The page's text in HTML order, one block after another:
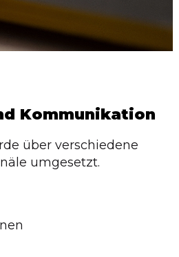
Kommunikation
über verschiedene
umgesetzt.